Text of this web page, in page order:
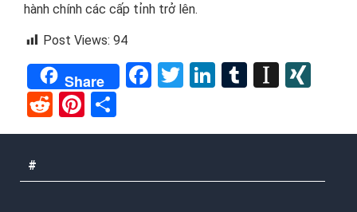
hành chính các cấp tỉnh trở lên.
Post Views: 94
Share Facebook
TwitterLinkedIn
Tumblr
RedditPinterest
#